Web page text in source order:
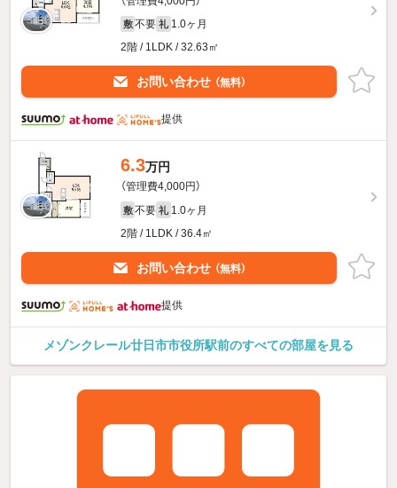
敷 不要 礼 1.0ヶ月
2階 / 1LDK / 32.63㎡
お問い合わせ （無料）
提供
6.3万円
（管理費4,000円）
敷 不要 礼 1.0ヶ月
2階 / 1LDK / 36.4㎡
お問い合わせ （無料）
提供
メゾンクレール廿日市市役所駅前のすべての部屋を見る